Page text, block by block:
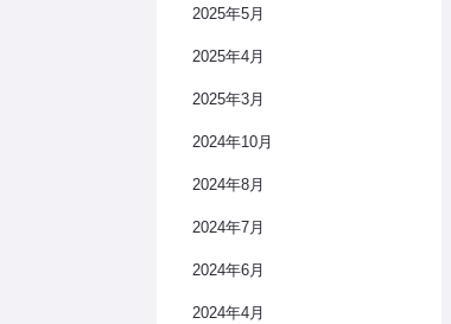
2025年5月
2025年4月
2025年3月
2024年10月
2024年8月
2024年7月
2024年6月
2024年4月